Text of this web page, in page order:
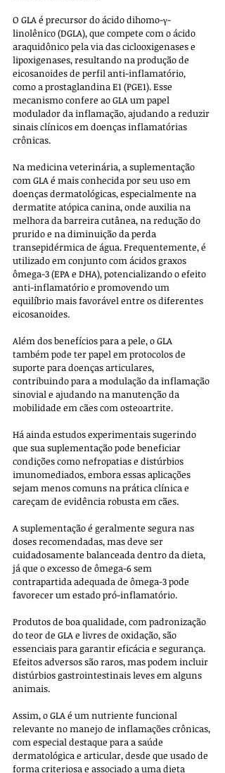
O GLA é precursor do ácido dihomo-γ-
linolênico (DGLA), que compete com o ácido
araquidônico pela via das ciclooxigenases e
lipoxigenases, resultando na produção de
eicosanoides de perfil anti-inflamatório,
como a prostaglandina E1 (PGE1). Esse
mecanismo confere ao GLA um papel
modulador da inflamação, ajudando a reduzir
sinais clínicos em doenças inflamatórias
crônicas.
Na medicina veterinária, a suplementação
com GLA é mais conhecida por seu uso em
doenças dermatológicas, especialmente na
dermatite atópica canina, onde auxilia na
melhora da barreira cutânea, na redução do
prurido e na diminuição da perda
transepidérmica de água. Frequentemente, é
utilizado em conjunto com ácidos graxos
ômega-3 (EPA e DHA), potencializando o efeito
anti-inflamatório e promovendo um
equilíbrio mais favorável entre os diferentes
eicosanoides.
Além dos benefícios para a pele, o GLA
também pode ter papel em protocolos de
suporte para doenças articulares,
contribuindo para a modulação da inflamação
sinovial e ajudando na manutenção da
mobilidade em cães com osteoartrite.
Há ainda estudos experimentais sugerindo
que sua suplementação pode beneficiar
condições como nefropatias e distúrbios
imunomediados, embora essas aplicações
sejam menos comuns na prática clínica e
careçam de evidência robusta em cães.
A suplementação é geralmente segura nas
doses recomendadas, mas deve ser
cuidadosamente balanceada dentro da dieta,
já que o excesso de ômega-6 sem
contrapartida adequada de ômega-3 pode
favorecer um estado pró-inflamatório.
Produtos de boa qualidade, com padronização
do teor de GLA e livres de oxidação, são
essenciais para garantir eficácia e segurança.
Efeitos adversos são raros, mas podem incluir
distúrbios gastrointestinais leves em alguns
animais.
Assim, o GLA é um nutriente funcional
relevante no manejo de inflamações crônicas,
com especial destaque para a saúde
dermatológica e articular, desde que usado de
forma criteriosa e associado a uma dieta